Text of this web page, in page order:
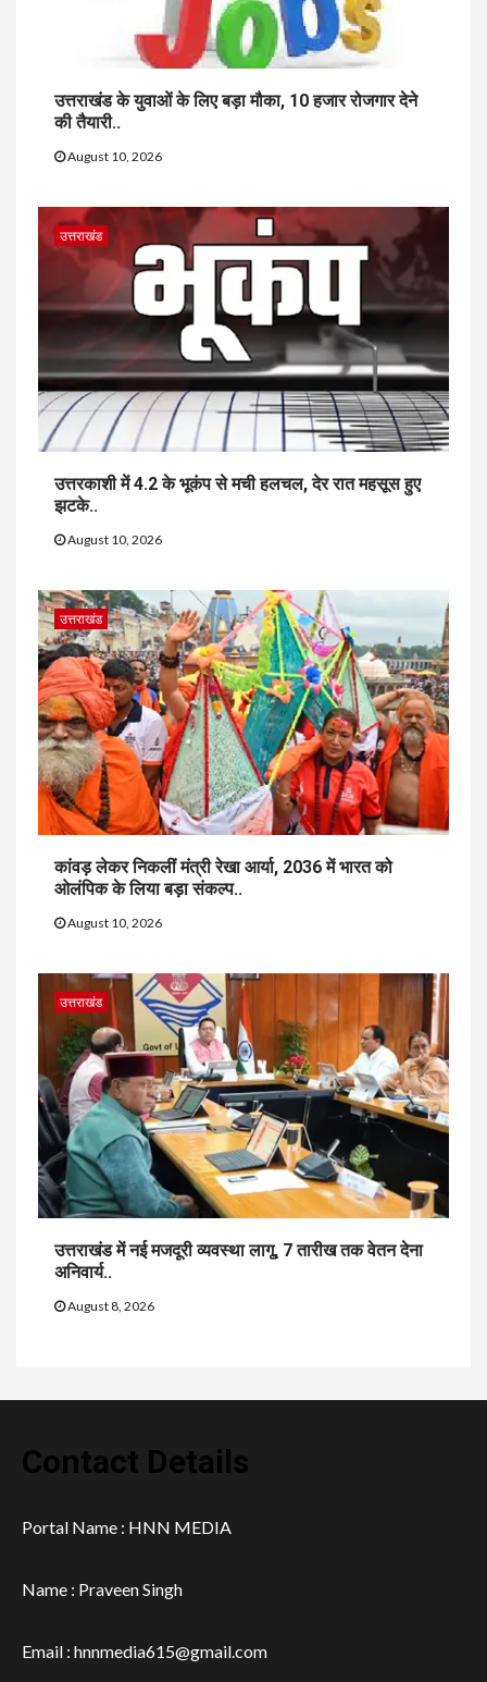
उत्तराखंड के युवाओं के लिए बड़ा मौका, 10 हजार रोजगार देने
की तैयारी..
August 10, 2026
उत्तराखंड
उत्तरकाशी में 4.2 के भूकंप से मची हलचल, देर रात महसूस हुए
झटके..
August 10, 2026
उत्तराखंड
कांवड़ लेकर निकलीं मंत्री रेखा आर्या, 2036 में भारत को
ओलंपिक के लिया बड़ा संकल्प..
August 10, 2026
उत्तराखंड
उत्तराखंड में नई मजदूरी व्यवस्था लागू, 7 तारीख तक वेतन देना
अनिवार्य..
August 8, 2026
Contact Details
Portal Name : HNN MEDIA
Name : Praveen Singh
Email : hnnmedia615@gmail.com